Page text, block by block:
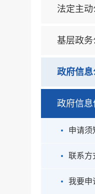
法定主
基层政
政府信
政府信
申请须
联系方
我要申